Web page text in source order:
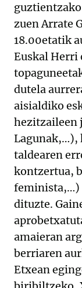
zuen Arrate
18.00etatik
Euskal Herri
dutela
aisialdiko
hezitzaileen
Lagunak,…),
taldearen
kontzertua,
feminista,…)
dituzte.
amaieran
berriaren
Etxean